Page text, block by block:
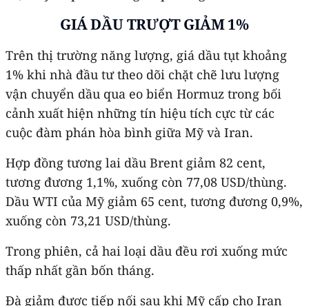
GIÁ DẦU TRƯỢT GIẢM 1%
Trên thị trường năng lượng, giá dầu tụt khoảng
1% khi nhà đầu tư theo dõi chặt chẽ lưu lượng
vận chuyển dầu qua eo biển Hormuz trong bối
cảnh xuất hiện những tín hiệu tích cực từ các
cuộc đàm phán hòa bình giữa Mỹ và Iran.
Hợp đồng tương lai dầu Brent giảm 82 cent,
tương đương 1,1%, xuống còn 77,08 USD/thùng.
Dầu WTI của Mỹ giảm 65 cent, tương đương 0,9%,
xuống còn 73,21 USD/thùng.
Trong phiên, cả hai loại dầu đều rơi xuống mức
thấp nhất gần bốn tháng.
Đà giảm được tiếp nối sau khi Mỹ cấp cho Iran